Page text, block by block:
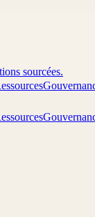
sourcées.